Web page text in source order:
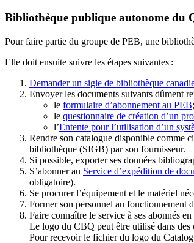
Bibliothèque publique autonome du
Pour faire partie du groupe de PEB, une
Elle doit ensuite suivre les étapes suivantes :
Demander un sigle de bibliothèque
Envoyer les documents suivants dûment
le formulaire d’abonnement au PEB;
le questionnaire de création d’un
l’Entente pour l’utilisation d’un
Rendre son catalogue disponible comme
bibliothèque (SIGB) par son fournisseur.
Si possible, exporter ses données
S’abonner au Service d’expédition de
obligatoire).
Se procurer l’équipement et le matériel
Former son personnel au fonctionnement
Faire connaître le service à ses abonnés
Le logo du CBQ peut être utilisé dans des
Pour recevoir le fichier du logo du